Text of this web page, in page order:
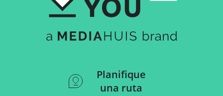
Planifique
una ruta